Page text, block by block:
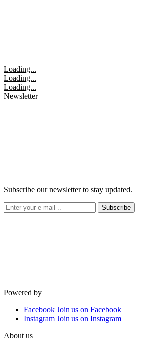
Loading...
Loading...
Loading...
Newsletter
Subscribe our newsletter to stay updated.
Subscribe
Powered by
Facebook Join us on Facebook
Instagram Join us on Instagram
About us